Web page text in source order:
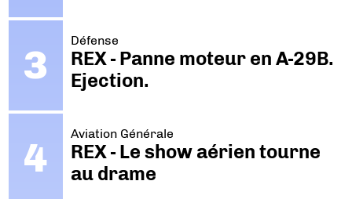
Défense
REX - Panne moteur en A-29B.
Ejection.
Aviation Générale
REX - Le show aérien tourne
au drame